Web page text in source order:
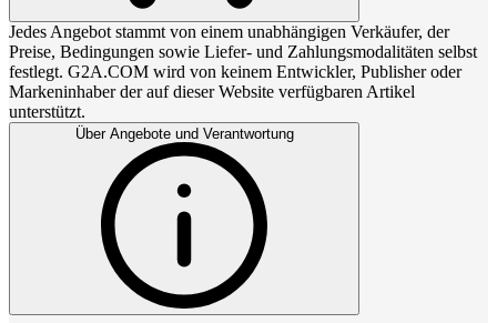
Jedes Angebot stammt von einem unabhängigen Verkäufer, der
Preise, Bedingungen sowie Liefer- und Zahlungsmodalitäten selbst
festlegt. G2A.COM wird von keinem Entwickler, Publisher oder
Markeninhaber der auf dieser Website verfügbaren Artikel
unterstützt.
Über Angebote und Verantwortung